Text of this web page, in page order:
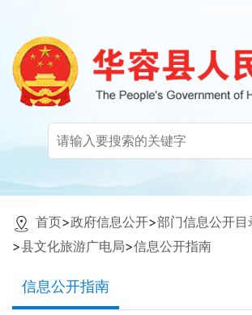
首页>政府信息公开>部门信息公开目
>县文化旅游广电局>信息公开指南
信息公开指南